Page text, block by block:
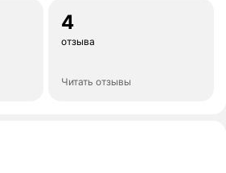
4
отзыва
Читать отзывы